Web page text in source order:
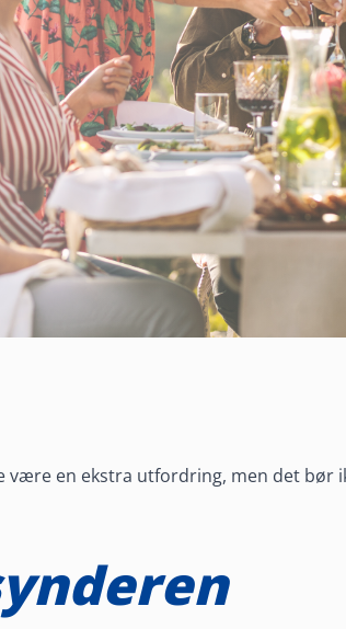
være en ekstra utfordring, men det bør